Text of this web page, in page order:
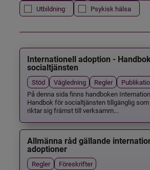
Utbildning
Psykisk hälsa
Internationell adoption -
socialtjänsten
Stöd Vägledning Regler
På denna sida finns handboken
Handbok för socialtjänsten tillgänglig
riktar sig främst till verksamm...
Allmänna råd gällande
adoptioner
Regler
Föreskrifter